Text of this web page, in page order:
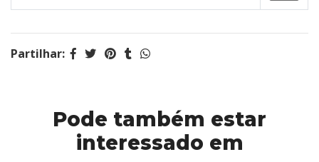
Partilhar:
Pode também estar
interessado em